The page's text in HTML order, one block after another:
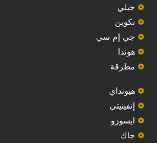
جيلي
‏تكوين‏
جي إم سي
هوندا
مطرقة
هيونداي
إنفينيتي
‏ايسوزو‏
‏جاك‏